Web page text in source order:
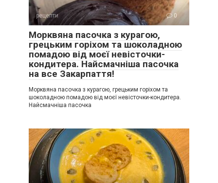
рецепти 0
Морквяна пасочка з курагою,
грецьким горіхом та шоколадною
помадою від моєї невісточки-
кондитера. Найсмачніша пасочка
на все Закарпаття!
Морквяна пасочка з курагою, грецьким горіхом та
шоколадною помадою від моєї невісточки-кондитера.
Найсмачніша пасочка